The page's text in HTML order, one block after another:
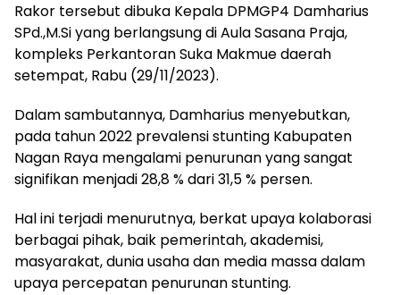
Rakor tersebut dibuka Kepala DPMGP4 Damharius
SPd.,M.Si yang berlangsung di Aula Sasana Praja,
kompleks Perkantoran Suka Makmue daerah
setempat, Rabu (29/11/2023).
Dalam sambutannya, Damharius menyebutkan,
pada tahun 2022 prevalensi stunting Kabupaten
Nagan Raya mengalami penurunan yang sangat
signifikan menjadi 28,8 % dari 31,5 % persen.
Hal ini terjadi menurutnya, berkat upaya kolaborasi
berbagai pihak, baik pemerintah, akademisi,
masyarakat, dunia usaha dan media massa dalam
upaya percepatan penurunan stunting.